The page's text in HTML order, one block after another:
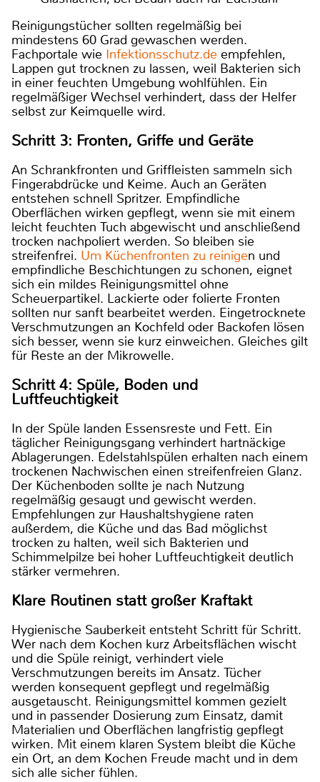
Reinigungstücher sollten regelmäßig bei
mindestens 60 Grad gewaschen werden.
Fachportale wie Infektionsschutz.de empfehlen,
Lappen gut trocknen zu lassen, weil Bakterien sich
in einer feuchten Umgebung wohlfühlen. Ein
regelmäßiger Wechsel verhindert, dass der Helfer
selbst zur Keimquelle wird.
Schritt 3: Fronten, Griffe und Geräte
An Schrankfronten und Griffleisten sammeln sich
Fingerabdrücke und Keime. Auch an Geräten
entstehen schnell Spritzer. Empfindliche
Oberflächen wirken gepflegt, wenn sie mit einem
leicht feuchten Tuch abgewischt und anschließend
trocken nachpoliert werden. So bleiben sie
streifenfrei. Um Küchenfronten zu reinigen und
empfindliche Beschichtungen zu schonen, eignet
sich ein mildes Reinigungsmittel ohne
Scheuerpartikel. Lackierte oder folierte Fronten
sollten nur sanft bearbeitet werden. Eingetrocknete
Verschmutzungen an Kochfeld oder Backofen lösen
sich besser, wenn sie kurz einweichen. Gleiches gilt
für Reste an der Mikrowelle.
Schritt 4: Spüle, Boden und
Luftfeuchtigkeit
In der Spüle landen Essensreste und Fett. Ein
täglicher Reinigungsgang verhindert hartnäckige
Ablagerungen. Edelstahlspülen erhalten nach einem
trockenen Nachwischen einen streifenfreien Glanz.
Der Küchenboden sollte je nach Nutzung
regelmäßig gesaugt und gewischt werden.
Empfehlungen zur Haushaltshygiene raten
außerdem, die Küche und das Bad möglichst
trocken zu halten, weil sich Bakterien und
Schimmelpilze bei hoher Luftfeuchtigkeit deutlich
stärker vermehren.
Klare Routinen statt großer Kraftakt
Hygienische Sauberkeit entsteht Schritt für Schritt.
Wer nach dem Kochen kurz Arbeitsflächen wischt
und die Spüle reinigt, verhindert viele
Verschmutzungen bereits im Ansatz. Tücher
werden konsequent gepflegt und regelmäßig
ausgetauscht. Reinigungsmittel kommen gezielt
und in passender Dosierung zum Einsatz, damit
Materialien und Oberflächen langfristig gepflegt
wirken. Mit einem klaren System bleibt die Küche
ein Ort, an dem Kochen Freude macht und in dem
sich alle sicher fühlen.